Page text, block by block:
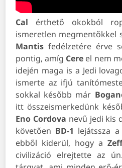
Cal érthető okokból
ismeretlen megmentőkkel
Mantis fedélzetére érve
pontig, amíg Cere el nem
idején maga is a Jedi
ismerte az ifjú
sokkal később már
itt összeismerkedünk
Eno Cordova nevű jedi kis
követően BD-1 lejátssza
ebből kiderül, hogy a
civilizáció elrejtette az